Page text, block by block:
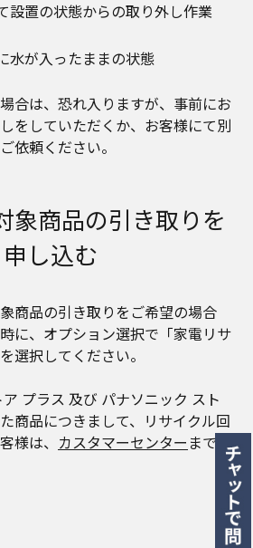
設置の状態からの取り外し作業
水が入ったままの状態
合は、恐れ入りますが、事前にお
をしていただくか、お客様にて別
依頼ください。
象商品の引き取りを
申し込む
商品の引き取りをご希望の場合
に、オプション選択で「家電リサ
選択してください。
プラス 及び パナソニック スト
商品につきまして、リサイクル回
様は、 カスタマーセンター までご